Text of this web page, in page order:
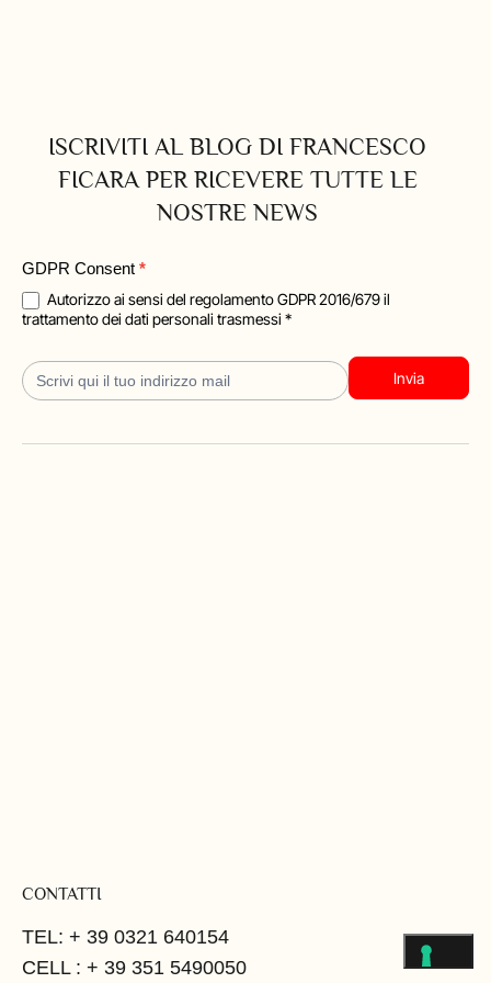
ISCRIVITI AL BLOG DI FRANCESCO
FICARA PER RICEVERE TUTTE LE
NOSTRE NEWS
Blog
Iscrizione
GDPR Consent *
trattamento dei dati personali trasmessi *
Invia
CONTATTI
TEL: + 39 0321 640154
CELL : + 39 351 5490050